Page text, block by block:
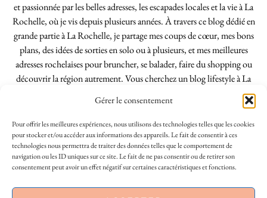
Gérer le consentement
Pour offrir les meilleures expériences, nous utilisons des technologies telles que les cookies
pour stocker et/ou accéder aux informations des appareils. Le fait de consentir à ces
technologies nous permettra de traiter des données telles que le comportement de
navigation ou les ID uniques sur ce site. Le fait de ne pas consentir ou de retirer son
consentement peut avoir un effet négatif sur certaines caractéristiques et fonctions.
et passionnée par les belles adresses, les escapades locales et la vie à La
Rochelle, où je vis depuis plusieurs années. À travers ce blog dédié en
grande partie à La Rochelle, je partage mes coups de cœur, mes bons
plans, des idées de sorties en solo ou à plusieurs, et mes meilleures
adresses rochelaises pour bruncher, se balader, faire du shopping ou
découvrir la région autrement. Vous cherchez un blog lifestyle à La
Rochelle, tenu par une locale ? Vous êtes au bon endroit. Que vous
soyez Rochelais·e ou de passage dans notre belle ville, j’espère que mes
articles vous aideront à profiter de La Rochelle comme un·e vrai·e
initié·e. !